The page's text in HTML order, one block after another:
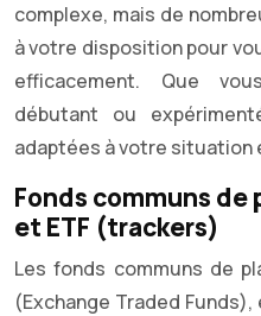
complexe, mais de
à votre disposition pour
efficacement. Que
débutant ou
adaptées à votre situation
Fonds communs
et ETF (trackers)
Les fonds communs de
(Exchange Traded